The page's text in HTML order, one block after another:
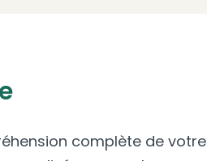
complète de votre